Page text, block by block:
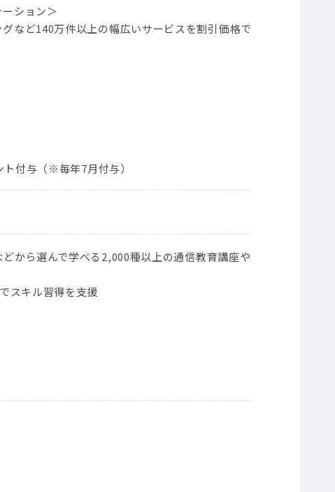
ション＞
など140万件以上の幅広いサービスを割引価格で
付与（※毎年7月付与）
から選んで学べる2,000種以上の通信教育講座や
スキル習得を支援